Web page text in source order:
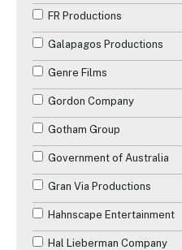
FR Productions
Galapagos Productions
Genre Films
Gordon Company
Gotham Group
Government of Australia
Gran Via Productions
Hahnscape Entertainment
Hal Lieberman Company